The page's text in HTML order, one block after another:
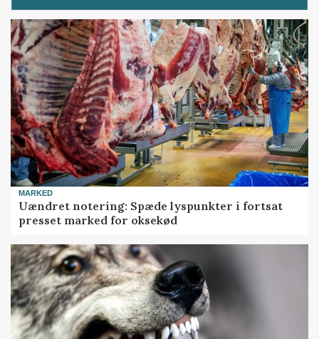
MARKED
Uændret notering: Spæde lyspunkter i fortsat
presset marked for oksekød